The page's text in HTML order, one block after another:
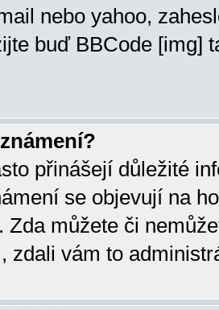
nebo yahoo,
buď BBCode [img]
přinášejí důležité
se objevují na
Zda můžete či
zdali vám to